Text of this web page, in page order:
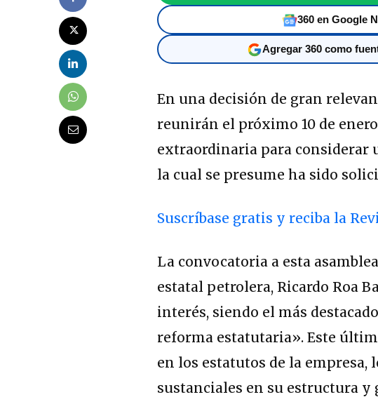
360 en Google
Agregar 360 como
En una decisión de gran
reunirán el próximo 10 de
extraordinaria para considerar
la cual se presume ha sido
Suscríbase gratis y reciba la
La convocatoria a esta
estatal petrolera, Ricardo Roa
interés, siendo el más
reforma estatutaria». Este
en los estatutos de la
sustanciales en su estructura y